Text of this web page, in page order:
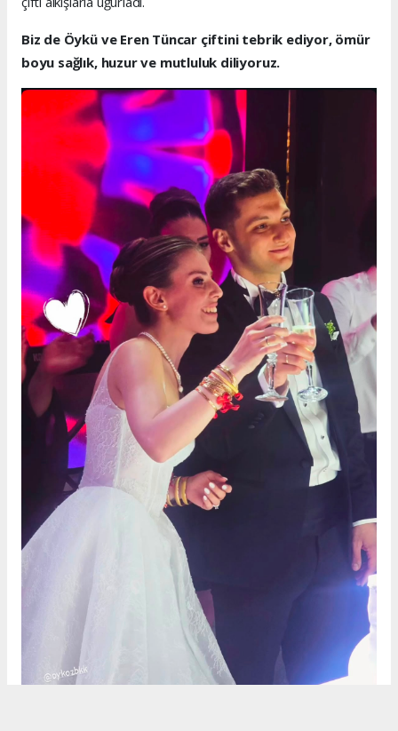
Biz de Öykü ve Eren Tüncar çiftini tebrik ediyor, ömür
boyu sağlık, huzur ve mutluluk diliyoruz.